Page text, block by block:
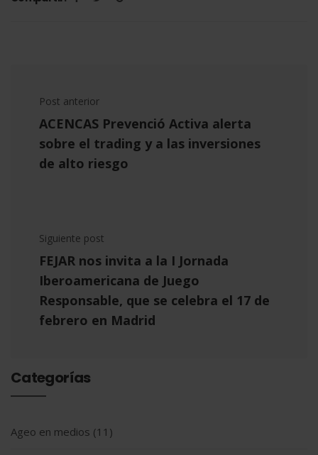
Post anterior
ACENCAS Prevenció Activa alerta
sobre el trading y a las inversiones
de alto riesgo
Siguiente post
FEJAR nos invita a la I Jornada
Iberoamericana de Juego
Responsable, que se celebra el 17 de
febrero en Madrid
Categorías
Ageo en medios (11)